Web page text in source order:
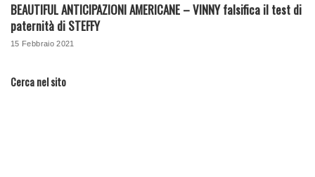
BEAUTIFUL ANTICIPAZIONI AMERICANE – VINNY falsifica il test di
paternità di STEFFY
15 Febbraio 2021
Cerca nel sito